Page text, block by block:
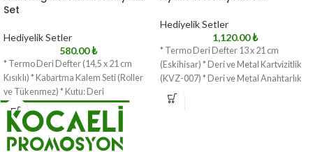
Set
Hediyelik Setler
580.00₺
* Termo Deri Defter (14,5 x 21 cm
Kısıklı) * Kabartma Kalem Seti (Roller
ve Tükenmez) * Kutu: Deri
Hediyelik Setler
1,120.00₺
* Termo Deri Defter 13 x 21 cm
(Eskihisar) * Deri ve Metal Kartvizitlik
(KVZ-007) * Deri ve Metal Anahtarlık